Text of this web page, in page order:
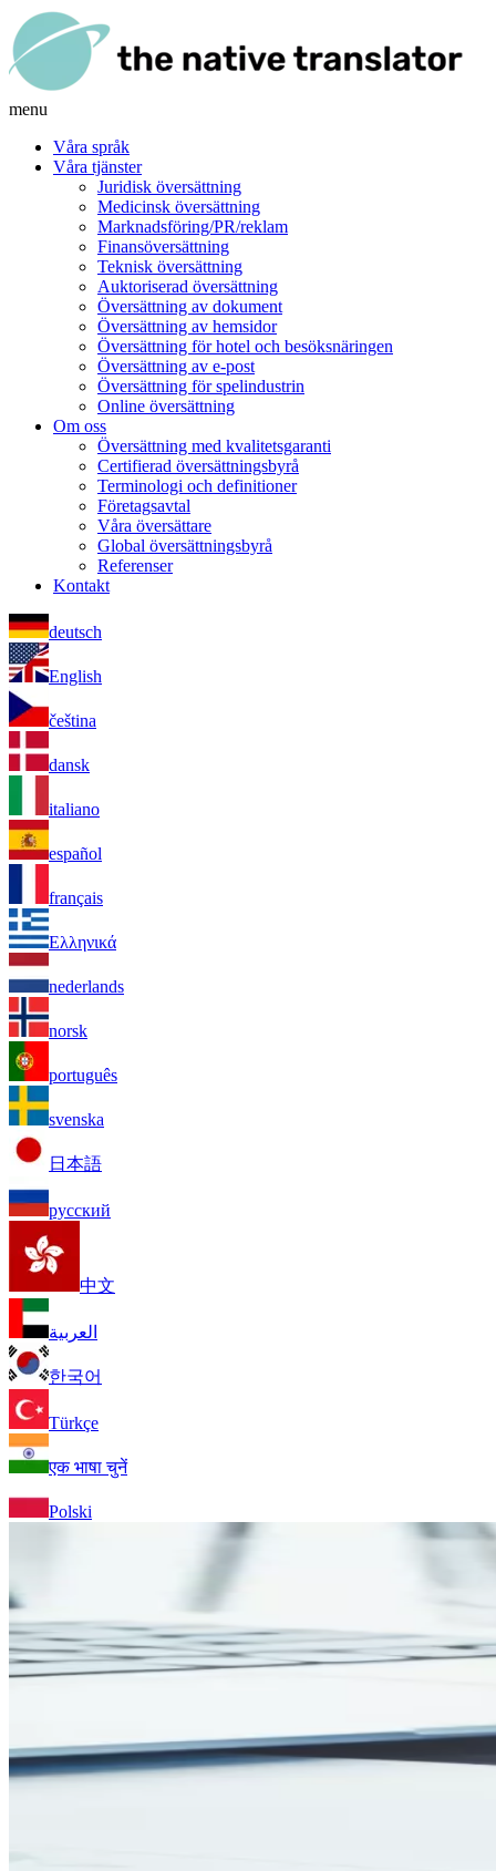
menu
Våra språk
Våra tjänster
Juridisk översättning
Medicinsk översättning
Marknadsföring/PR/reklam
Finansöversättning
Teknisk översättning
Auktoriserad översättning
Översättning av dokument
Översättning av hemsidor
Översättning för hotel och besöksnäringen
Översättning av e-post
Översättning för spelindustrin
Online översättning
Om oss
Översättning med kvalitetsgaranti
Certifierad översättningsbyrå
Terminologi och definitioner
Företagsavtal
Våra översättare
Global översättningsbyrå
Referenser
Kontakt
deutsch
English
čeština
dansk
italiano
español
français
Ελληνικά
nederlands
norsk
português
svenska
日本語
русский
中文
العربية
한국어
Türkçe
एक भाषा चुनें
Polski